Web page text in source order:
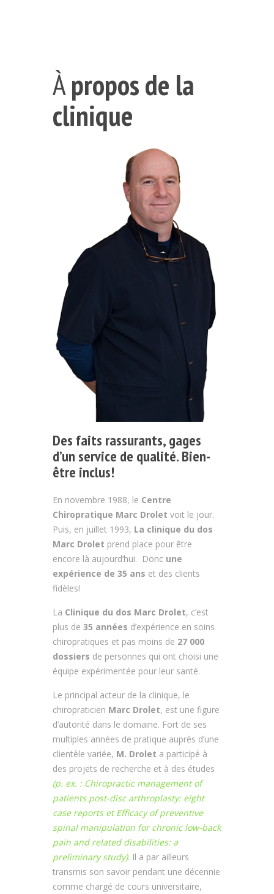
Àpropos de la
clinique
Des faits rassurants, gages
d’un service de qualité. Bien-
être inclus!
En novembre 1988, le Centre
Chiropratique Marc Drolet voit le jour.
Puis, en juillet 1993, La clinique du dos
Marc Drolet prend place pour être
encore là aujourd’hui. Donc une
expérience de 35 ans et des clients
fidèles!
La Clinique du dos Marc Drolet, c’est
plus de 35 années d’expérience en soins
chiropratiques et pas moins de 27 000
dossiers de personnes qui ont choisi une
équipe expérimentée pour leur santé.
Le principal acteur de la clinique, le
chiropraticien Marc Drolet, est une figure
d’autorité dans le domaine. Fort de ses
multiples années de pratique auprès d’une
clientèle variée, M. Drolet a participé à
des projets de recherche et à des études
(p. ex. : Chiropractic management of
patients post-disc arthroplasty: eight
case reports et Efficacy of preventive
spinal manipulation for chronic low-back
pain and related disabilities: a
preliminary study). Il a par ailleurs
transmis son savoir pendant une décennie
comme chargé de cours universitaire,